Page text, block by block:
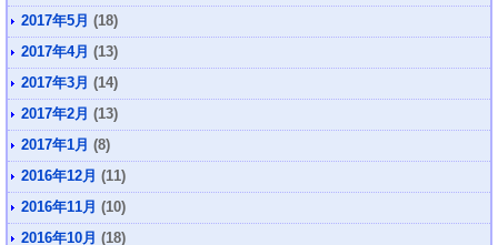
2017年5月 (18)
2017年4月 (13)
2017年3月 (14)
2017年2月 (13)
2017年1月 (8)
2016年12月 (11)
2016年11月 (10)
2016年10月 (18)